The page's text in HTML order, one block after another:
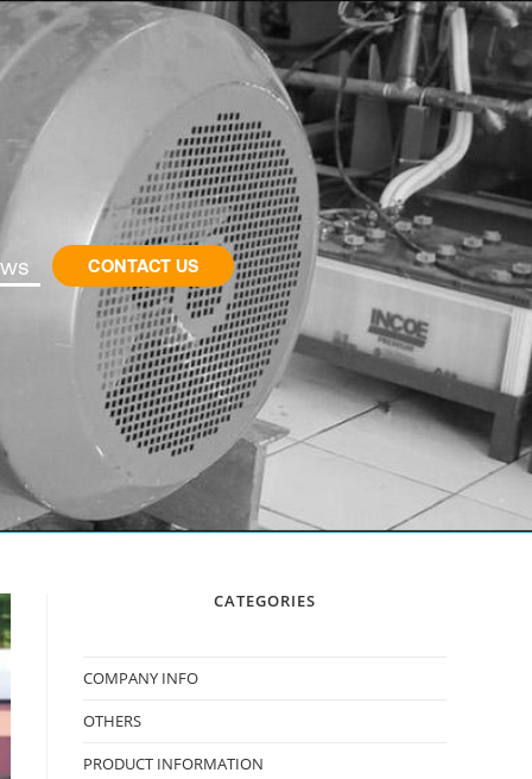
CONTACT US
CATEGORIES
COMPANY INFO
OTHERS
PRODUCT INFORMATION